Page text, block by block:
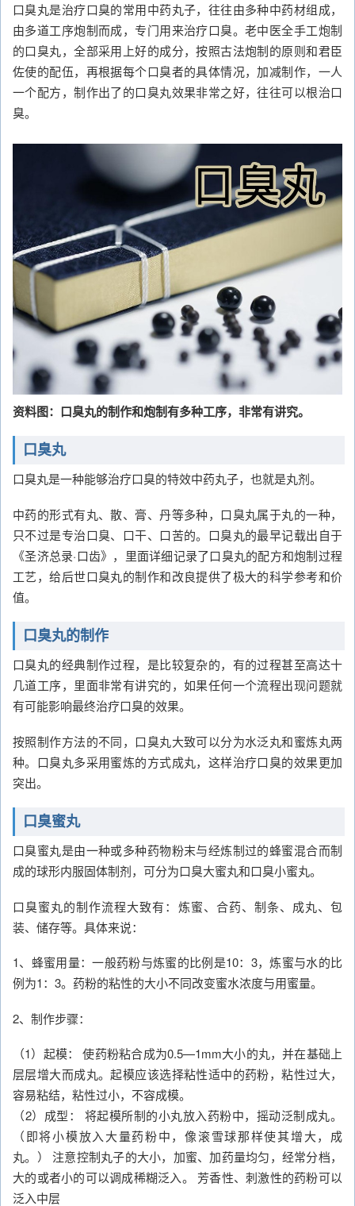
口臭丸是治疗口臭的常用中药丸子，往往由多种中药材组成，
由多道工序炮制而成，专门用来治疗口臭。老中医全手工炮制
的口臭丸，全部采用上好的成分，按照古法炮制的原则和君臣
佐使的配伍，再根据每个口臭者的具体情况，加减制作，一人
一个配方，制作出了的口臭丸效果非常之好，往往可以根治口
臭。
资料图：口臭丸的制作和炮制有多种工序，非常有讲究。
口臭丸
口臭丸是一种能够治疗口臭的特效中药丸子，也就是丸剂。
中药的形式有丸、散、膏、丹等多种，口臭丸属于丸的一种，
只不过是专治口臭、口干、口苦的。口臭丸的最早记载出自于
《圣济总录·口齿》，里面详细记录了口臭丸的配方和炮制过程
工艺，给后世口臭丸的制作和改良提供了极大的科学参考和价
值。
口臭丸的制作
口臭丸的经典制作过程，是比较复杂的，有的过程甚至高达十
几道工序，里面非常有讲究的，如果任何一个流程出现问题就
有可能影响最终治疗口臭的效果。
按照制作方法的不同，口臭丸大致可以分为水泛丸和蜜炼丸两
种。口臭丸多采用蜜炼的方式成丸，这样治疗口臭的效果更加
突出。
口臭蜜丸
口臭蜜丸是由一种或多种药物粉末与经炼制过的蜂蜜混合而制
成的球形内服固体制剂，可分为口臭大蜜丸和口臭小蜜丸。
口臭蜜丸的制作流程大致有：炼蜜、合药、制条、成丸、包
装、储存等。具体来说：
1、蜂蜜用量：一般药粉与炼蜜的比例是10：3，炼蜜与水的比
例为1：3。药粉的粘性的大小不同改变蜜水浓度与用蜜量。
2、制作步骤：
（1）起模： 使药粉粘合成为0.5—1mm大小的丸，并在基础上
层层增大而成丸。起模应该选择粘性适中的药粉，粘性过大，
容易粘结，粘性过小，不容成模。
（2）成型： 将起模所制的小丸放入药粉中，摇动泛制成丸。
（即将小模放入大量药粉中，像滚雪球那样使其增大，成
丸。） 注意控制丸子的大小，加蜜、加药量均匀，经常分档，
大的或者小的可以调成稀糊泛入。 芳香性、刺激性的药粉可以
泛入中层